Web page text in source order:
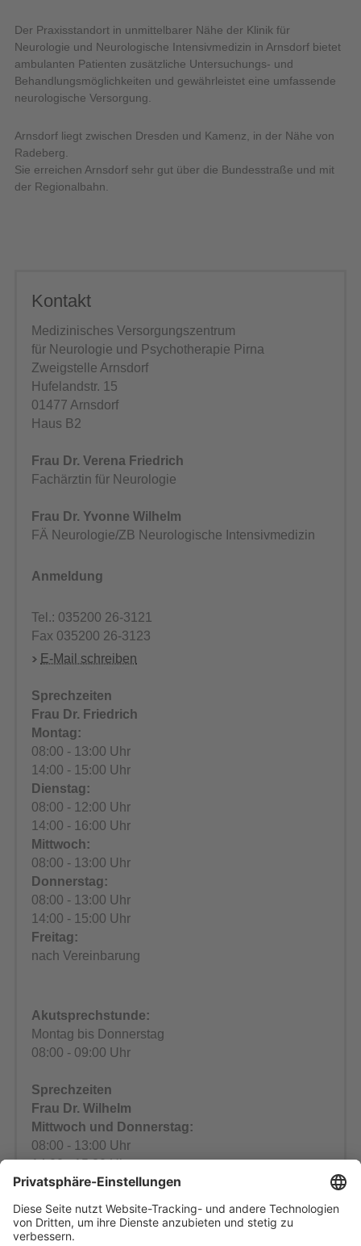
Der Praxisstandort in unmittelbarer Nähe der Klinik für
Neurologie und Neurologische Intensivmedizin in Arnsdorf bietet
ambulanten Patienten zusätzliche Untersuchungs- und
Behandlungsmöglichkeiten und gewährleistet eine umfassende
neurologische Versorgung.
Arnsdorf liegt zwischen Dresden und Kamenz, in der Nähe von
Radeberg.
Sie erreichen Arnsdorf sehr gut über die Bundesstraße und mit
der Regionalbahn.
Kontakt
Medizinisches Versorgungszentrum
für Neurologie und Psychotherapie Pirna
Zweigstelle Arnsdorf
Hufelandstr. 15
01477 Arnsdorf
Haus B2
Frau Dr. Verena Friedrich
Fachärztin für Neurologie
Frau Dr. Yvonne Wilhelm
FÄ Neurologie/ZB Neurologische Intensivmedizin
Anmeldung
Tel.: 035200 26-3121
Fax 035200 26-3123
E-Mail schreiben
Sprechzeiten
Frau Dr. Friedrich
Montag:
08:00 - 13:00 Uhr
14:00 - 15:00 Uhr
Dienstag:
08:00 - 12:00 Uhr
14:00 - 16:00 Uhr
Mittwoch:
08:00 - 13:00 Uhr
Donnerstag:
08:00 - 13:00 Uhr
14:00 - 15:00 Uhr
Freitag:
nach Vereinbarung
Akutsprechstunde:
Montag bis Donnerstag
08:00 - 09:00 Uhr
Sprechzeiten
Frau Dr. Wilhelm
Mittwoch und Donnerstag:
08:00 - 13:00 Uhr
14:00 - 15:30 Uhr
Akutsprechstunde:
an beiden Tagen
08:00 - 09:00 Uhr